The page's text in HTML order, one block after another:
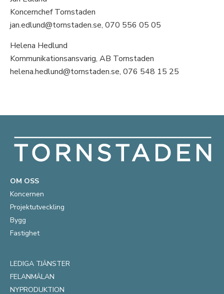
Koncernchef Tornstaden
jan.edlund@tornstaden.se, 070 556 05 05
Helena Hedlund
Kommunikationsansvarig, AB Tornstaden
helena.hedlund@tornstaden.se, 076 548 15 25
OM OSS
Koncernen
Projektutveckling
Bygg
Fastighet
LEDIGA TJÄNSTER
FELANMÄLAN
NYPRODUKTION